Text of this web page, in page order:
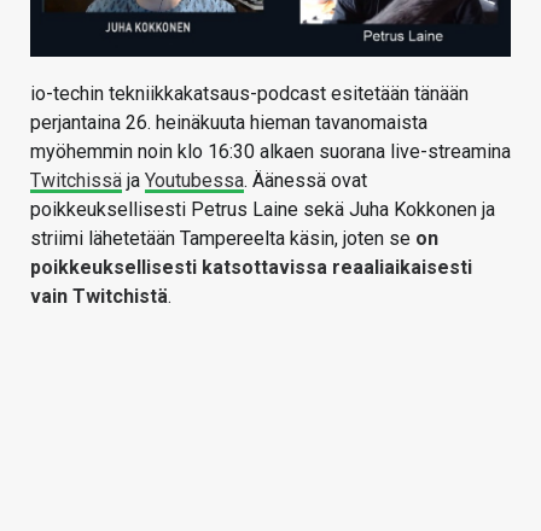
io-techin tekniikkakatsaus-podcast esitetään tänään
perjantaina 26. heinäkuuta hieman tavanomaista
myöhemmin noin klo 16:30 alkaen suorana live-streamina
Twitchissä ja Youtubessa. Äänessä ovat
poikkeuksellisesti Petrus Laine sekä Juha Kokkonen ja
striimi lähetetään Tampereelta käsin, joten se on
poikkeuksellisesti katsottavissa reaaliaikaisesti
vain Twitchistä.